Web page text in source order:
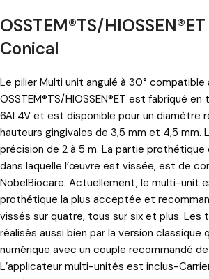
OSSTEM®TS/
Conical
Le pilier Multi unit angulé à 30° compatible
OSSTEM®TS/HIOSSEN®ET est fabriqué
6AL4V et est disponible pour un diamètre
hauteurs gingivales de 3,5 mm et 4,5 mm.
précision de 2 à 5 m. La partie
dans laquelle l’œuvre est vissée, est de
NobelBiocare. Actuellement, le multi-unit
prothétique la plus acceptée et
vissés sur quatre, tous sur six et plus. Les
réalisés aussi bien par la version classique
numérique avec un couple recommandé
L’applicateur multi-unités est inclus-